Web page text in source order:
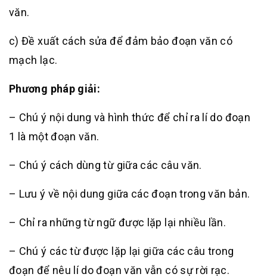
văn.
c) Đề xuất cách sửa để đảm bảo đoạn văn có
mạch lạc.
Phương pháp giải:
– Chú ý nội dung và hình thức để chỉ ra lí do đoạn
1 là một đoạn văn.
– Chú ý cách dùng từ giữa các câu văn.
– Lưu ý về nội dung giữa các đoạn trong văn bản.
– Chỉ ra những từ ngữ được lặp lại nhiều lần.
– Chú ý các từ được lặp lại giữa các câu trong
đoạn để nêu lí do đoạn văn vẫn có sự rời rạc.